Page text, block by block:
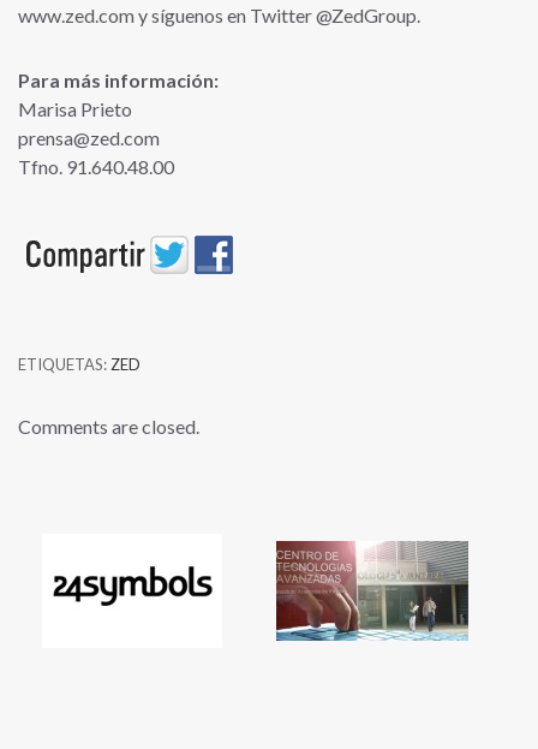
www.zed.com y síguenos en Twitter @ZedGroup.
Para más información:
Marisa Prieto
prensa@zed.com
Tfno. 91.640.48.00
ETIQUETAS:ZED
Comments are closed.